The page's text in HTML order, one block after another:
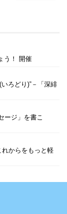
う！ 開催
ろどり)”－「深緋
ージ」を書こ
れからをもっと軽